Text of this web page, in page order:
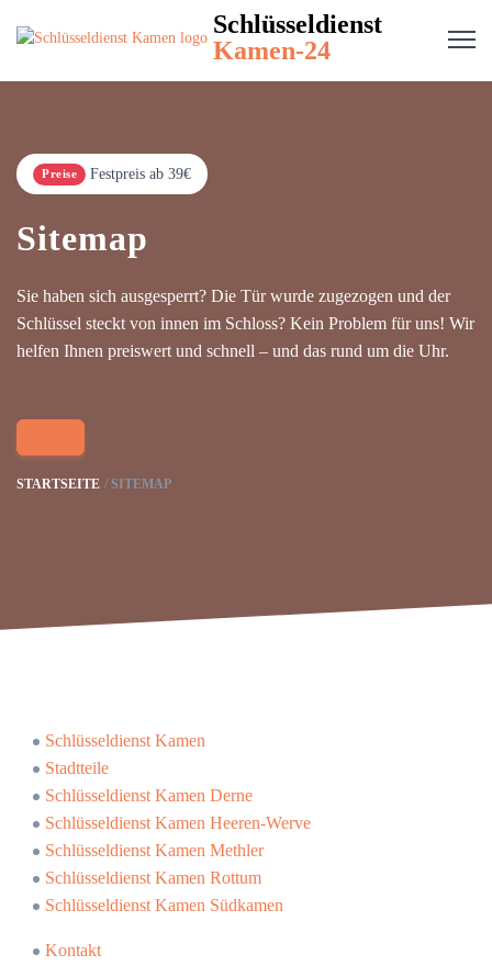
Schlüsseldienst
Kamen-24
Preise Festpreis ab 39€
Sitemap
Sie haben sich ausgesperrt? Die Tür wurde zugezogen und der
Schlüssel steckt von innen im Schloss? Kein Problem für uns! Wir
helfen Ihnen preiswert und schnell – und das rund um die Uhr.
STARTSEITE SITEMAP
Schlüsseldienst Kamen
Stadtteile
Schlüsseldienst Kamen Derne
Schlüsseldienst Kamen Heeren-Werve
Schlüsseldienst Kamen Methler
Schlüsseldienst Kamen Rottum
Schlüsseldienst Kamen Südkamen
Kontakt